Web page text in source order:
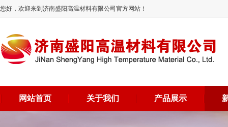
您好，欢迎来到济南盛阳高温材料有限公司官方网站！
网站首页 关于我们 产品展示